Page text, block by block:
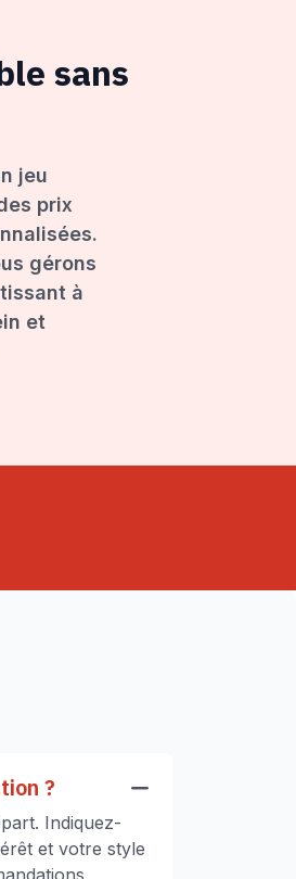
sans
jeu
prix
gérons
à
et
?
Indiquez-
et votre style